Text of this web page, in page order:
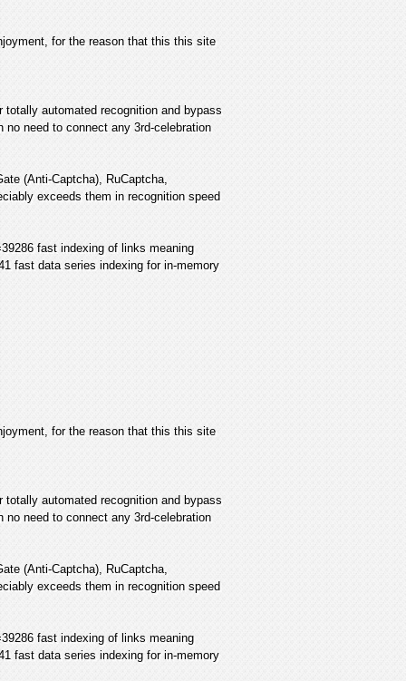
for the reason that this this site
automated recognition and bypass
need to connect any 3rd-celebration
(Anti-Captcha), RuCaptcha,
exceeds them in recognition speed
fast indexing of links meaning
fast data series indexing for in-memory
for the reason that this this site
automated recognition and bypass
need to connect any 3rd-celebration
(Anti-Captcha), RuCaptcha,
exceeds them in recognition speed
fast indexing of links meaning
fast data series indexing for in-memory